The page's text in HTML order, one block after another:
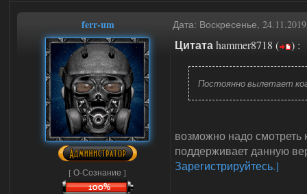
ferr-um Дата: Воскресенье,
[ О-Сознание ]
Цитатаhammer8718 ( ) :
Постоянно вылетает
возможно надо смотреть
поддерживает данную
Зарегистрируйтесь.]